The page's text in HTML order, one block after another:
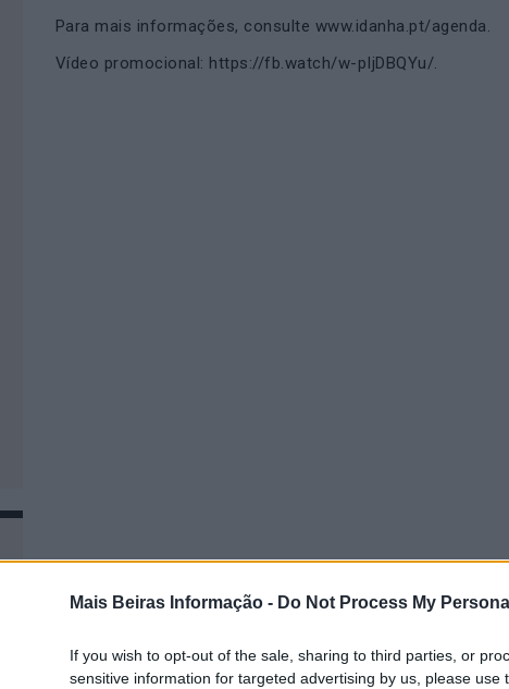
Mais Beiras Informação - Do Not Process My
If you wish to opt-out of the sale, sharing to third parties, or
sensitive information for targeted advertising by us, please use
Para mais informações, consulte www.idanha.pt/agenda.
Vídeo promocional: https://fb.watch/w-pIjDBQYu/.